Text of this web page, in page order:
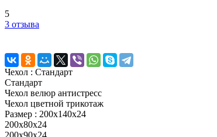
5
3 отзыва
Чехол : Стандарт
Стандарт
Чехол велюр антистресс
Чехол цветной трикотаж
Размер : 200x140x24
200x80x24
200x90x24